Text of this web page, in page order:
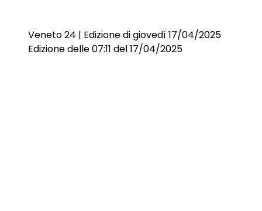
Veneto 24 | Edizione di giovedì 17/04/2025
Edizione delle 07:11 del 17/04/2025